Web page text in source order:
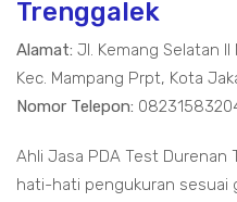
Trenggalek
Alamat: Jl. Kemang Selatan II
Kec. Mampang Prpt, Kota
Nomor Telepon:
Ahli Jasa PDA Test Durenan
hati-hati pengukuran sesuai